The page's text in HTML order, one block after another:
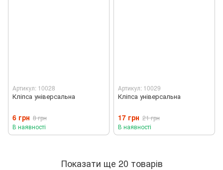
Артикул: 10028
Кліпса універсальна
6 грн 8 грн
В наявності
Артикул: 10029
Кліпса універсальна
17 грн 21 грн
В наявності
Показати ще 20 товарів